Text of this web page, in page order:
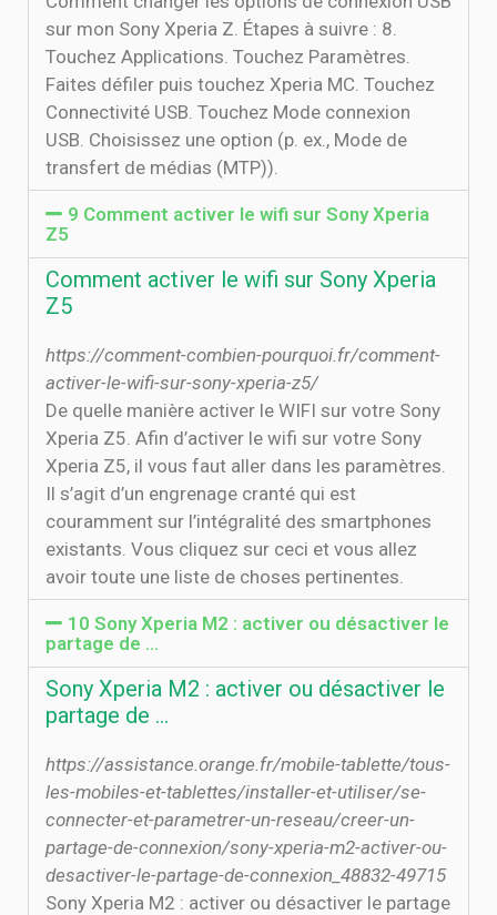
sur mon Sony Xperia Z. Étapes à suivre : 8.
Touchez Applications. Touchez Paramètres.
Faites défiler puis touchez Xperia MC. Touchez
Connectivité USB. Touchez Mode connexion
USB. Choisissez une option (p. ex., Mode de
transfert de médias (MTP)).
9 Comment activer le wifi sur Sony Xperia
Z5
Comment activer le wifi sur Sony Xperia
Z5
https://comment-combien-pourquoi.fr/comment-
activer-le-wifi-sur-sony-xperia-z5/
De quelle manière activer le WIFI sur votre Sony
Xperia Z5. Afin d’activer le wifi sur votre Sony
Xperia Z5, il vous faut aller dans les paramètres.
Il s’agit d’un engrenage cranté qui est
couramment sur l’intégralité des smartphones
existants. Vous cliquez sur ceci et vous allez
avoir toute une liste de choses pertinentes.
10 Sony Xperia M2 : activer ou désactiver le
partage de …
Sony Xperia M2 : activer ou désactiver le
partage de …
https://assistance.orange.fr/mobile-tablette/tous-
les-mobiles-et-tablettes/installer-et-utiliser/se-
connecter-et-parametrer-un-reseau/creer-un-
partage-de-connexion/sony-xperia-m2-activer-ou-
desactiver-le-partage-de-connexion_48832-49715
Sony Xperia M2 : activer ou désactiver le partage